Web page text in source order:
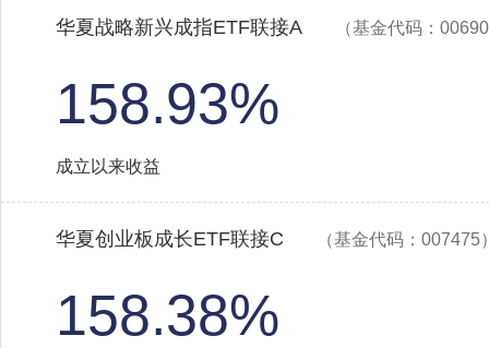
华夏战略新兴成指ETF联接A （基金代码：
158.93%
成立以来收益
华夏创业板成长ETF联接C （基金代码：007475
158.38%